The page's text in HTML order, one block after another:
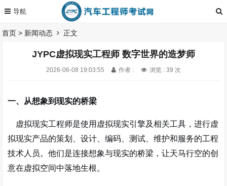
首页 > 新闻动态 正文
JYPC虚拟现实工程师 数字世界的造梦师
2026-06-08 19:03:55 作者 : 浏览 : 39 次
一、从想象到现实的桥梁
虚拟现实工程师是使用虚拟现实引擎及相关工具，进行虚
拟现实产品的策划、设计、编码、测试、维护和服务的工程
技术人员。他们是连接想象与现实的桥梁，让天马行空的创
意在虚拟空间中落地生根。